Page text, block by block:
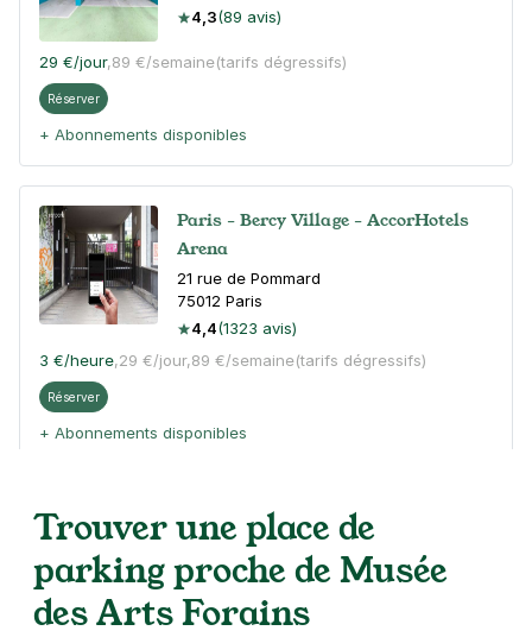
4,3(89 avis)
29 €/jour,89 €/semaine(tarifs dégressifs)
Réserver
+ Abonnements disponibles
Paris - Bercy Village - AccorHotels
Arena
21 rue de Pommard
75012 Paris
4,4(1323 avis)
3 €/heure,29 €/jour,89 €/semaine(tarifs dégressifs)
Réserver
+ Abonnements disponibles
Paris - Charenton - Cimetière de
Bercy
16 rue des Meuniers
75012
Paris
4,3(9 avis)
Trouver une place de
parking proche de Musée
des Arts Forains